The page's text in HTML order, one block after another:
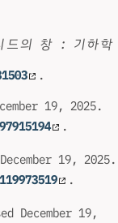
드의 창 : 기하학
.
19, 2025.
.
19, 2025.
.
December 19,